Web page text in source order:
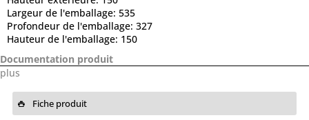
Largeur de l'emballage: 535
Profondeur de l'emballage: 327
Hauteur de l'emballage: 150
Documentation produit
plus
Fiche produit